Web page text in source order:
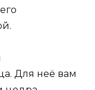
Для неё вам